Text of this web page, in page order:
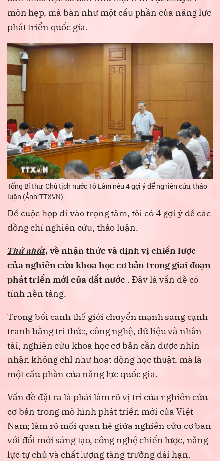
môn hẹp, mà bàn như một cấu phần của năng lực
phát triển quốc gia.
Tổng Bí thư, Chủ tịch nước Tô Lâm nêu 4 gợi ý để nghiên cứu, thảo
luận (Ảnh:TTXVN)
Để cuộc họp đi vào trọng tâm, tôi có 4 gợi ý để các
đồng chí nghiên cứu, thảo luận.
Thứ nhất, về nhận thức và định vị chiến lược
của nghiên cứu khoa học cơ bản trong giai đoạn
phát triển mới của đất nước . Đây là vấn đề có
tính nền tảng.
Trong bối cảnh thế giới chuyển mạnh sang cạnh
tranh bằng tri thức, công nghệ, dữ liệu và nhân
tài, nghiên cứu khoa học cơ bản cần được nhìn
nhận không chỉ như hoạt động học thuật, mà là
một cấu phần của năng lực quốc gia.
Vấn đề đặt ra là phải làm rõ vị trí của nghiên cứu
cơ bản trong mô hình phát triển mới của Việt
Nam; làm rõ mối quan hệ giữa nghiên cứu cơ bản
với đổi mới sáng tạo, công nghệ chiến lược, năng
lực tự chủ và chất lượng tăng trưởng dài hạn.